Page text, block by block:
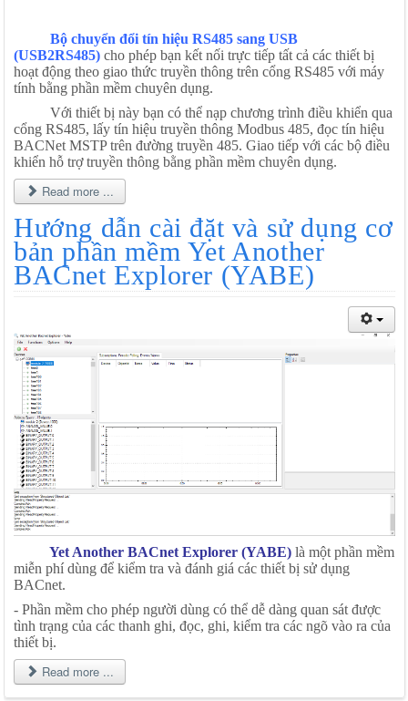
Bộ chuyển đổi tín hiệu RS485 sang USB
(USB2RS485) cho phép bạn kết nối trực tiếp tất cả các thiết bị
hoạt động theo giao thức truyền thông trên cổng RS485 với máy
tính bằng phần mềm chuyên dụng.
Với thiết bị này bạn có thể nạp chương trình điều khiển qua
cổng RS485, lấy tín hiệu truyền thông Modbus 485, đọc tín hiệu
BACNet MSTP trên đường truyền 485. Giao tiếp với các bộ điều
khiển hỗ trợ truyền thông bằng phần mềm chuyên dụng.
Read more ...
Hướng dẫn cài đặt và sử dụng cơ
bản phần mềm Yet Another
BACnet Explorer (YABE)
Yet Another BACnet Explorer (YABE) là một phần mềm
miễn phí dùng để kiểm tra và đánh giá các thiết bị sử dụng
BACnet.
- Phần mềm cho phép người dùng có thể dễ dàng quan sát được
tình trạng của các thanh ghi, đọc, ghi, kiểm tra các ngõ vào ra của
thiết bị.
Read more ...